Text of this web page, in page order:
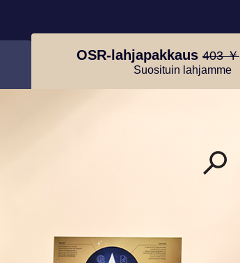
OSR-lahjapakkaus 403 ￥
Suosituin lahjamme